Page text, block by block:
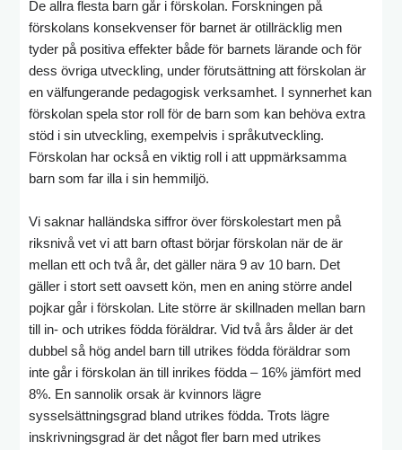
De allra flesta barn går i förskolan. Forskningen på
förskolans konsekvenser för barnet är otillräcklig men
tyder på positiva effekter både för barnets lärande och för
dess övriga utveckling, under förutsättning att förskolan är
en välfungerande pedagogisk verksamhet. I synnerhet kan
förskolan spela stor roll för de barn som kan behöva extra
stöd i sin utveckling, exempelvis i språkutveckling.
Förskolan har också en viktig roll i att uppmärksamma
barn som far illa i sin hemmiljö.
Vi saknar halländska siffror över förskolestart men på
riksnivå vet vi att barn oftast börjar förskolan när de är
mellan ett och två år, det gäller nära 9 av 10 barn. Det
gäller i stort sett oavsett kön, men en aning större andel
pojkar går i förskolan. Lite större är skillnaden mellan barn
till in- och utrikes födda föräldrar. Vid två års ålder är det
dubbel så hög andel barn till utrikes födda föräldrar som
inte går i förskolan än till inrikes födda – 16% jämfört med
8%. En sannolik orsak är kvinnors lägre
sysselsättningsgrad bland utrikes födda. Trots lägre
inskrivningsgrad är det något fler barn med utrikes